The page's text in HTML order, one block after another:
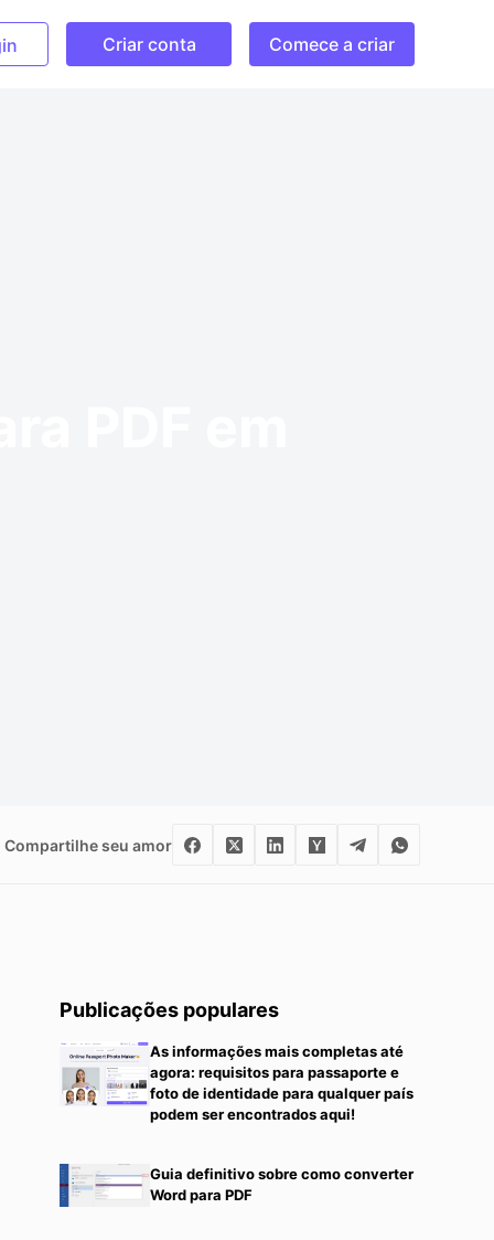
Criar conta Comece a criar
Compartilhe seu amor
Publicações populares
As informações mais completas até
agora: requisitos para passaporte e
foto de identidade para qualquer país
podem ser encontrados aqui!
Guia definitivo sobre como converter
Word para PDF